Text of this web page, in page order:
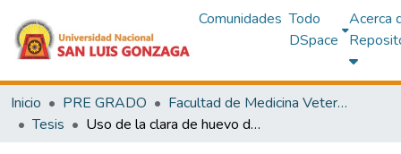
Comunidades Todo
DSpace
Acerca
Inicio PRE GRADO
Facultad de Medicina Veterinaria y Zootecnia
Tesis
Uso de la clara de huevo deshidratada como aditivo en dietas iniciadoras en pollitas de postura